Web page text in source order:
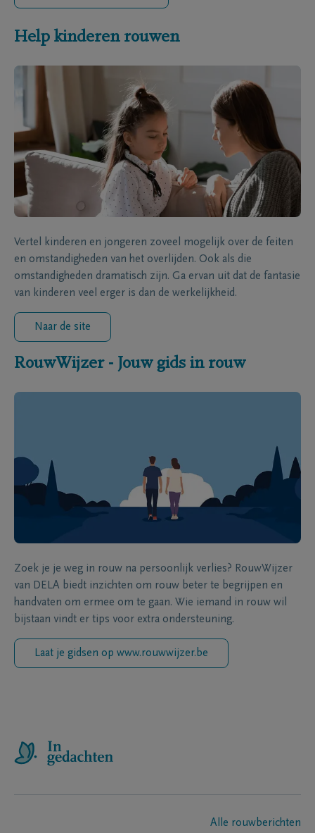
Help kinderen rouwen
Vertel kinderen en jongeren zoveel mogelijk over de feiten
en omstandigheden van het overlijden. Ook als die
omstandigheden dramatisch zijn. Ga ervan uit dat de fantasie
van kinderen veel erger is dan de werkelijkheid.
Naar de site
RouwWijzer - Jouw gids in rouw
Zoek je je weg in rouw na persoonlijk verlies? RouwWijzer
van DELA biedt inzichten om rouw beter te begrijpen en
handvaten om ermee om te gaan. Wie iemand in rouw wil
bijstaan vindt er tips voor extra ondersteuning.
Laat je gidsen op www.rouwwijzer.be
Alle rouwberichten